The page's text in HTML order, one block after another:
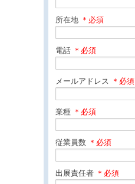
所在地 ＊必須
電話 ＊必須
メールアドレス ＊必須
業種 ＊必須
従業員数 ＊必須
出展責任者 ＊必須